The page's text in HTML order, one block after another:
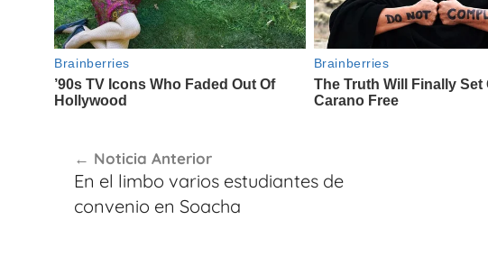
de
entradas
Noticia Anterior
En el limbo varios estudiantes de
convenio en Soacha